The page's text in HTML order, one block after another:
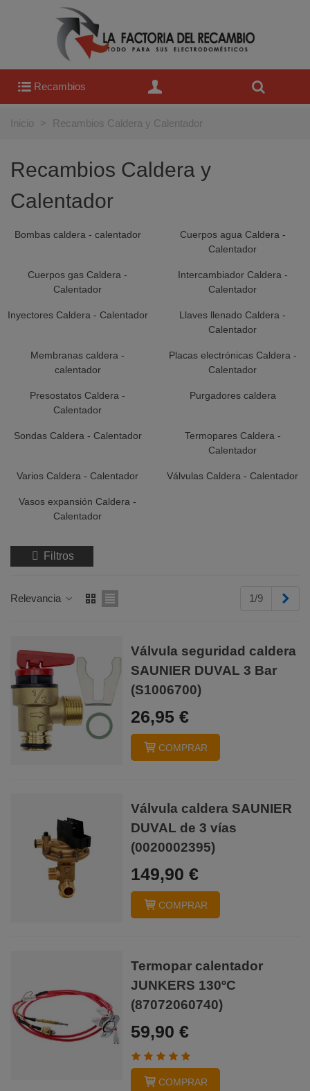
Recambios
Inicio > Recambios Caldera y Calentador
Recambios Caldera y
Calentador
Bombas caldera - calentador
Cuerpos agua Caldera -
Calentador
Cuerpos gas Caldera -
Calentador
Intercambiador Caldera -
Calentador
Inyectores Caldera - Calentador
Llaves llenado Caldera -
Calentador
Membranas caldera -
calentador
Placas electrónicas Caldera -
Calentador
Presostatos Caldera -
Calentador
Purgadores caldera
Sondas Caldera - Calentador
Termopares Caldera -
Calentador
Varios Caldera - Calentador Válvulas Caldera - Calentador
Vasos expansión Caldera -
Calentador
Filtros
Relevancia 1/9
Válvula seguridad caldera
SAUNIER DUVAL 3 Bar
(S1006700)
26,95 €
COMPRAR
Válvula caldera SAUNIER
DUVAL de 3 vías
(0020002395)
149,90 €
COMPRAR
Termopar calentador
JUNKERS 130ºC
(87072060740)
59,90 €
COMPRAR